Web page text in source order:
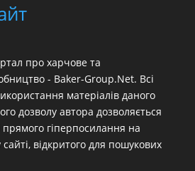
про харчове та
- Baker-Group.Net. Всі
матеріалів даного
дозволу автора дозволяється
гіперпосилання на
відкритого для пошукових